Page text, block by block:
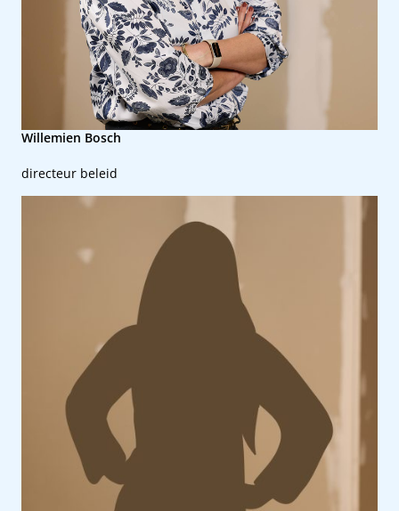
directeur beleid
Willemien Bosch